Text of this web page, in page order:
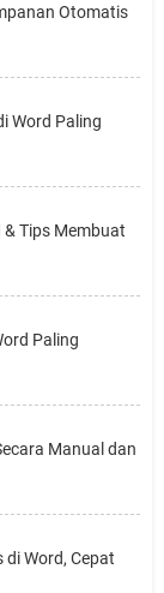
Otomatis
Word Paling
Tips Membuat
Paling
Manual dan
Word, Cepat